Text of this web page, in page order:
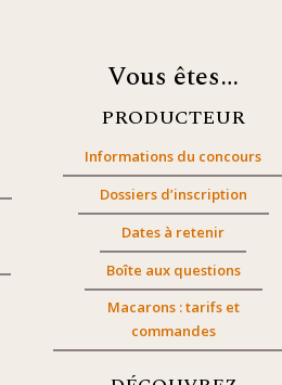
Vous êtes…
PRODUCTEUR
Informations du concours
Dossiers d’inscription
Dates à retenir
Boîte aux questions
Macarons : tarifs et
commandes